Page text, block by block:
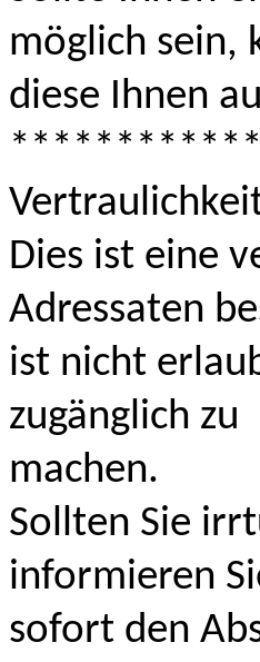
möglich sein,
diese Ihnen
Dies ist eine
Adressaten
ist nicht
zugänglich zu
machen.
Sollten Sie
informieren
sofort den